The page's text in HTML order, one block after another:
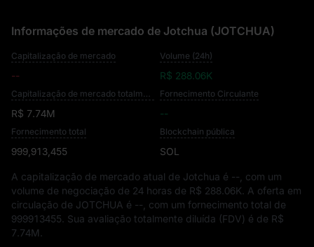
Informações de mercado de Jotchua (JOTCHUA)
Capitalização de mercado
--
Volume (24h)
R$ 288.06K
Capitalização de mercado totalmente diluída
R$ 7.74M
Fornecimento Circulante
--
Fornecimento total
999,913,455
Blockchain pública
SOL
A capitalização de mercado atual de Jotchua é -- , com um
volume de negociação de 24 horas de R$ 288.06K . A oferta em
circulação de JOTCHUA é -- , com um fornecimento total de
999913455 . Sua avaliação totalmente diluída (FDV) é de R$
7.74M